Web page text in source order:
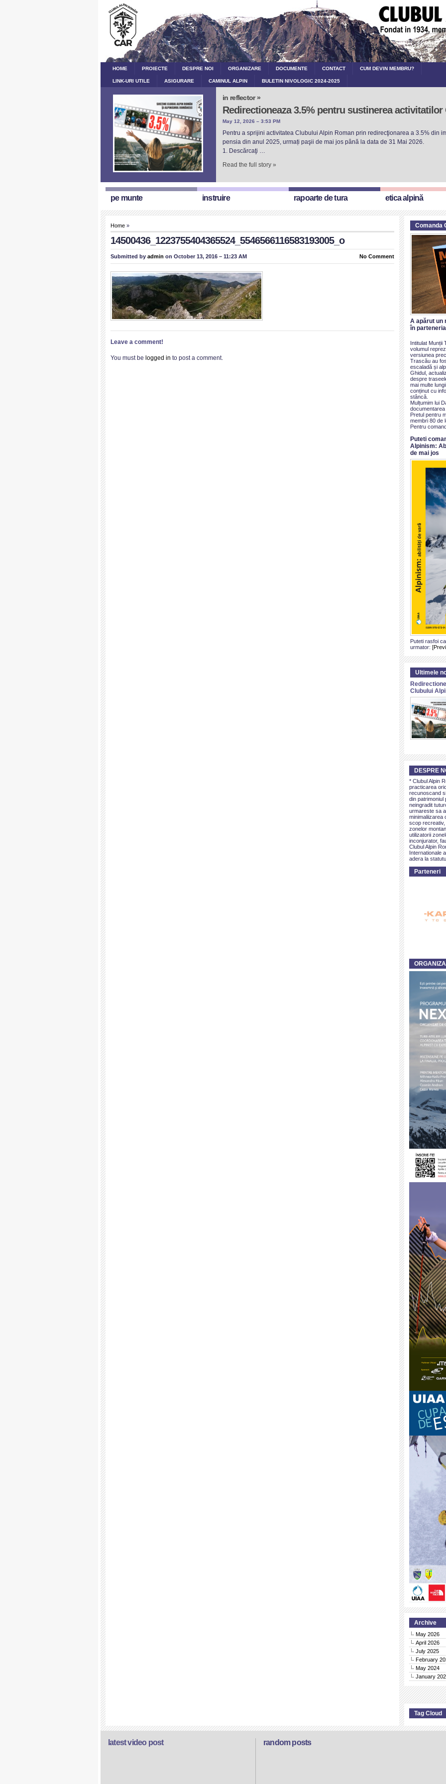
HOME PROIECTE DESPRE NOI ORGANIZARE DOCUMENTE CONTACT CUM DEVIN MEMBRU?
LINK-URI UTILE ASIGURARE CAMINUL ALPIN BULETIN NIVOLOGIC 2024-2025
in reflector »
Redirectioneaza 3.5% pentru sustinerea
May 12, 2026 – 3:53 PM
Pentru a sprijini activitatea Clubului Alpin Roman prin redirecţionarea a 3.5% din
pensia din anul 2025, urmați paşii de mai jos până la data de 31 Mai 2026.
1. Descărcaţi …
Read the full story »
pe munte instruire rapoarte de tura etica alpină
Home »
14500436_1223755404365524_5546566116583193005_o
Submitted by admin on October 13, 2016 – 11:23 AM No Comment
Leave a comment!
You must be logged in to post a comment.
Comanda
A apărut un
în
Intitulat Munții
volumul
versiunea
Trascău au
escaladă și
Ghidul,
despre
mai multe
conținut cu
stâncă.
Mulțumim lui
Pretul pentru
membri 80 de
Pentru
Puteti
Alpinism:
de mai jos
Puteti rasfoi
urmator:
Ultimele
Clubului
DESPRE
* Clubul Alpin
practicarea
recunoscand
din patrimoniul
neingradit
urmareste sa
minimaliizarea
scop
zonelor
utilizatorii
inconjurator,
Clubul Alpin
Internationale
adera la
Parteneri
Archive
May 2026
April 2026
July 2025
February
May 2024
January
Tag Cloud
random posts
latest video post